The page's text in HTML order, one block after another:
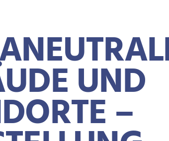
UND
–